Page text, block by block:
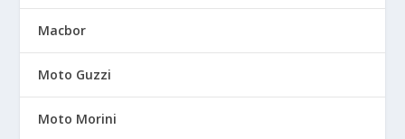
Macbor
Moto Guzzi
Moto Morini